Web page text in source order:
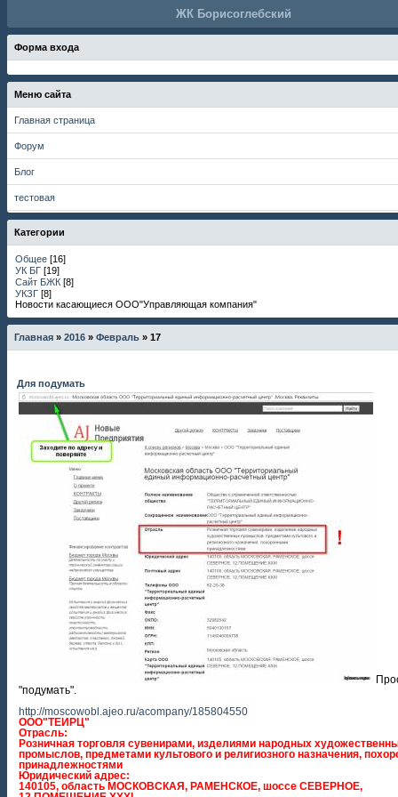
ЖК Борисоглебский
Форма входа
Меню сайта
Главная страница
Форум
Блог
тестовая
Категории
Общее [16]
УК БГ [19]
Сайт БЖК [8]
УКЗГ [8]
Новости касающиеся ООО"Управляющая компания"
Главная » 2016 » Февраль » 17
Для подумать
"подумать".
http://moscowobl.ajeo.ru/acompany/185804550
ООО"ТЕИРЦ"
Отрасль:
Розничная торговля сувенирами, изделиями народных
промыслов, предметами культового и религиозного назначения,
принадлежностями
Юридический адрес:
140105, область МОСКОВСКАЯ, РАМЕНСКОЕ, шоссе СЕВЕРНОЕ,